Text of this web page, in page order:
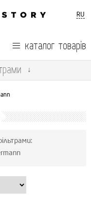
RU
каталог товарів
↓